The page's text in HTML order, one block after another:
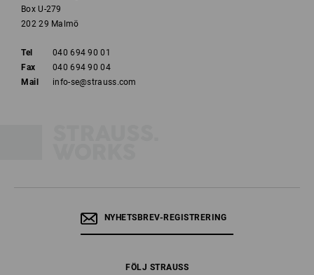
Box U-279
202 29 Malmö
Tel
040 694 90 01
Fax
040 694 90 04
Mail
info-se@strauss.com
NYHETSBREV-REGISTRERING
FÖLJ STRAUSS